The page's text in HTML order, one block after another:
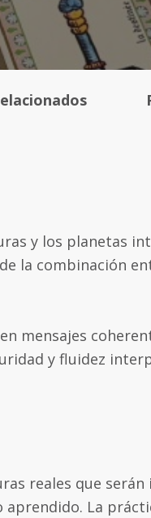
y los planetas
la combinación
mensajes
y fluidez
reales que
aprendido. La